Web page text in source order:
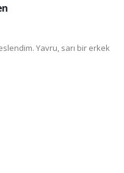
Yavru, sarı bir erkek